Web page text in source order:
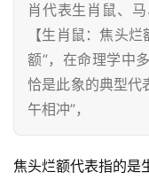
肖代表生肖鼠、
【生肖鼠：焦头
额”，在命理学中
恰是此象的典型代
午相冲”，
焦头烂额代表指的是